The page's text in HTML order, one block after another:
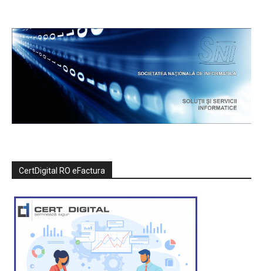
CertDigital RO eFactura